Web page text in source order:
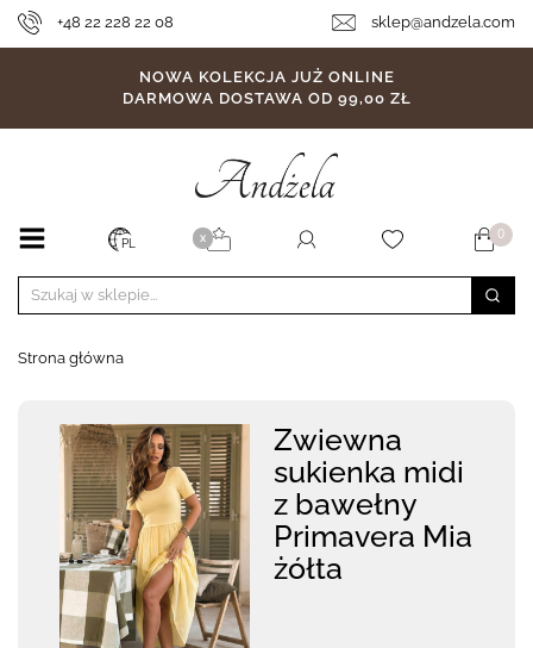
+48 22 228 22 08 sklep@andzela.com
NOWA KOLEKCJA JUŻ ONLINE
DARMOWA DOSTAWA OD 99,00 ZŁ
PL X 0
Strona główna
Zwiewna
sukienka midi
z bawełny
Primavera Mia
żółta